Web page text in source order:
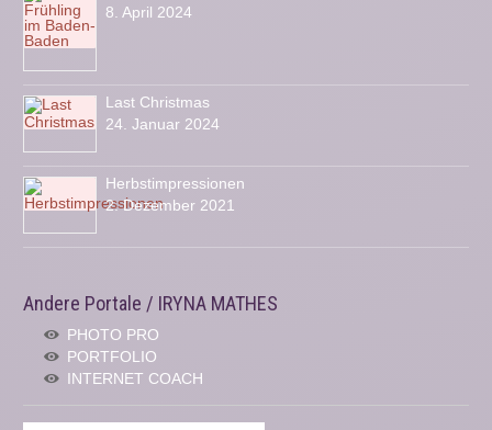
8. April 2024
Last Christmas
24. Januar 2024
Herbstimpressionen
2. Dezember 2021
Andere Portale / IRYNA MATHES
PHOTO PRO
PORTFOLIO
INTERNET COACH